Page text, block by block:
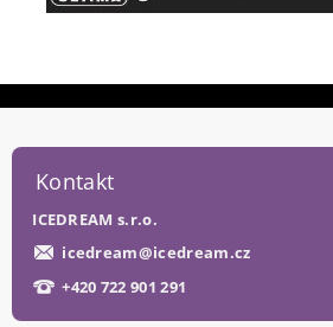
Kontakt
ICEDREAM s.r.o.
icedream@icedream.cz
+420 722 901 291